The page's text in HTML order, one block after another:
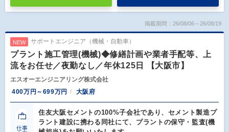
掲載期間：26/08/06～26/08/19
NEW サポートエンジニア（機械・自動車）
プラント施工管理(機械)◆修繕計画や業者手配等、上
流をお任せ／夜勤なし／年休125日 【大阪市】
エスオーエンジニアリング株式会社
400万円～699万円
大阪府
仕事
住友大阪セメントの100%子会社であり、セメント製造プ
ラント建設に携わる同社にて、プラントの保守・監査(機